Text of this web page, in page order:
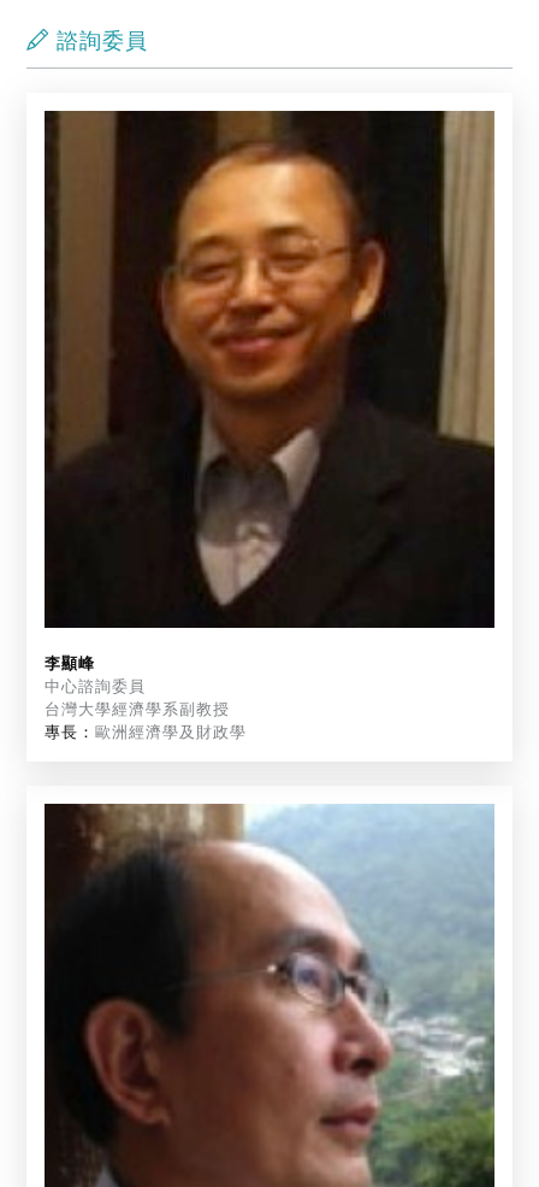
諮詢委員
李顯峰
中心諮詢委員
台灣大學經濟學系副教授
專長：歐洲經濟學及財政學